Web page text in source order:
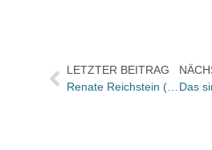
LETZTER BEITRAG
Renate Reichstein (65)